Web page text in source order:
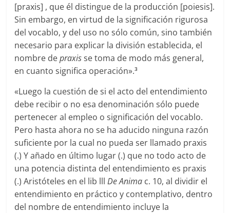
[praxis] , que él distingue de la producción [poiesis].
Sin embargo, en virtud de la significación rigurosa
del vocablo, y del uso no sólo común, sino también
necesario para explicar la división establecida, el
nombre depraxisse toma de modo más general,
en cuanto significa operación».3
«Luego la cuestión de si el acto del entendimiento
debe recibir o no esa denominación sólo puede
pertenecer al empleo o significación del vocablo.
Pero hasta ahora no se ha aducido ninguna razón
suficiente por la cual no pueda ser llamado praxis
(.) Y añado en último lugar (.) que no todo acto de
una potencia distinta del entendimiento es praxis
(.) Aristóteles en el lib lllDe Anima c. 10, al dividir el
entendimiento en práctico y contemplativo, dentro
del nombre de entendimiento incluye la